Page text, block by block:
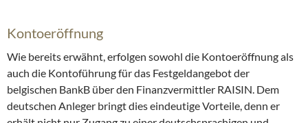
Kontoeröffnung
Wie bereits erwähnt, erfolgen sowohl die Kontoeröffnung als
auch die Kontoführung für das Festgeldangebot der
belgischen BankB über den Finanzvermittler RAISIN. Dem
deutschen Anleger bringt dies eindeutige Vorteile, denn er